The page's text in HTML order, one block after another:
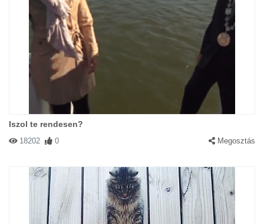
Iszol te rendesen?
18202 0 Megosztás